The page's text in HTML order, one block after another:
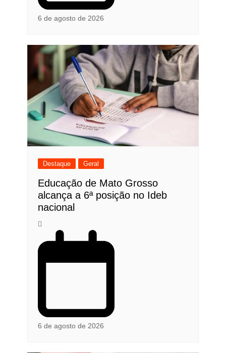
6 de agosto de 2026
Destaque Geral
Educação de Mato Grosso
alcança a 6ª posição no Ideb
nacional
6 de agosto de 2026